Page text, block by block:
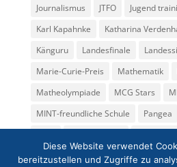
Journalismus
JTFO
Jugend
Karl Kapahnke
Katharina
Känguru
Landesfinale
Marie-Curie-Preis
Mathematik
Matheolympiade
MCG Stars
MINT-freundliche Schule
Pangea
Spende
Sport Tatjana Grübler
Diese Website verwendet
bereitzustellen und Zugriffe zu